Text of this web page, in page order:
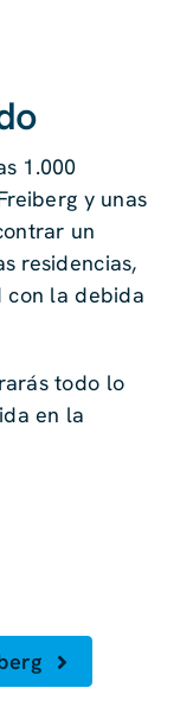
1.000
y unas
un
residencias,
con la debida
todo lo
en la